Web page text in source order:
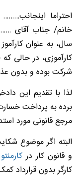
احتراما
خانم/ جناب آقای
سال، به عنوان
شرکت بوده و بدون
برده به پرداخت
مرجع قانونی مورد
البته اگر موضوع
و قانون کار در کارمنتو
کارگر بدون قرارداد